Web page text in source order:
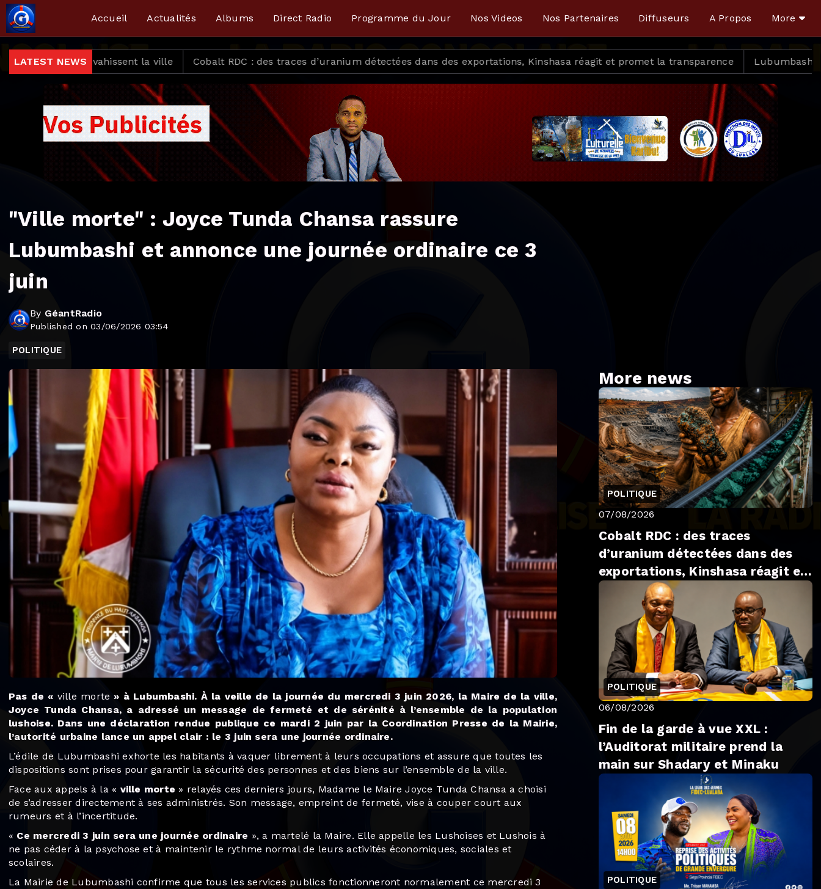
Accueil Actualités Albums Direct Radio Programme du Jour Nos Videos Nos Partenaires Diffuseurs A Propos More
LATEST NEWS
la ville Cobalt RDC : des traces d’uranium détectées dans des exportations, Kinshasa réagit et promet la transparence Lubumbashi : Lusonga
"Ville morte" : Joyce Tunda Chansa rassure
Lubumbashi et annonce une journée ordinaire ce 3
juin
By GéantRadio
Published on 03/06/2026 03:54
POLITIQUE
Pas de « ville morte » à Lubumbashi. À la veille de la journée du mercredi 3 juin 2026, la Maire de la ville,
Joyce Tunda Chansa, a adressé un message de fermeté et de sérénité à l’ensemble de la population
lushoise. Dans une déclaration rendue publique ce mardi 2 juin par la Coordination Presse de la Mairie,
l’autorité urbaine lance un appel clair : le 3 juin sera une journée ordinaire.
L’édile de Lubumbashi exhorte les habitants à vaquer librement à leurs occupations et assure que toutes les
dispositions sont prises pour garantir la sécurité des personnes et des biens sur l’ensemble de la ville.
Face aux appels à la « ville morte » relayés ces derniers jours, Madame le Maire Joyce Tunda Chansa a choisi
de s’adresser directement à ses administrés. Son message, empreint de fermeté, vise à couper court aux
rumeurs et à l’incertitude.
« Ce mercredi 3 juin sera une journée ordinaire », a martelé la Maire. Elle appelle les Lushoises et Lushois à
ne pas céder à la psychose et à maintenir le rythme normal de leurs activités économiques, sociales et
scolaires.
La Mairie de Lubumbashi confirme que tous les services publics fonctionneront normalement ce mercredi 3
More news
POLITIQUE
07/08/2026
Cobalt RDC : des traces
d’uranium détectées dans des
exportations, Kinshasa réagit et
promet la transparence
POLITIQUE
06/08/2026
Fin de la garde à vue XXL :
l’Auditorat militaire prend la
main sur Shadary et Minaku
POLITIQUE